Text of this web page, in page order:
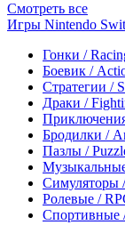
Смотреть все
Игры Nintendo
Гонки /
Боевик /
Стратегии /
Драки /
Бродилки /
Пазлы /
Симуляторы
Ролевые /
Спортивные